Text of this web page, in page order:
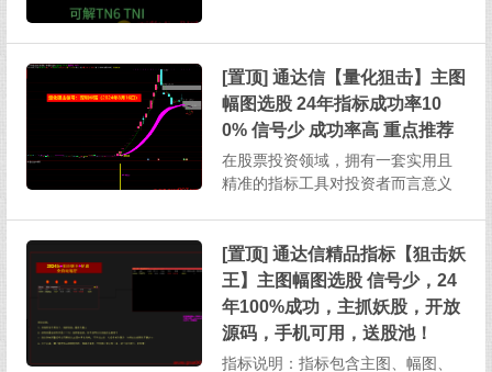
解软件也需要连网状态下授权使
用。本次发布的软件不用任何授
权，下载解压即用，不绑定电...
[置顶] 通达信【量化狙击】主图
幅图选股 24年指标成功率10
0% 信号少 成功率高 重点推荐
在股票投资领域，拥有一套实用且
精准的指标工具对投资者而言意义
幅图、选股以及股池等多个部分，
并且支持在手机通达信软件上操
作，为投资者提供了高效且便捷的
投资分析方式。一、指标构成与基
本...
[置顶] 通达信精品指标【狙击妖
王】主图幅图选股 信号少，24
年100%成功，主抓妖股，开放
源码，手机可用，送股池！
指标说明：指标包含主图、幅图、